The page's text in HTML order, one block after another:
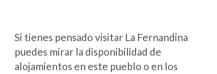
Si tienes pensado visitar La Fernandina
puedes mirar la disponibilidad de
alojamientos en este pueblo o en los